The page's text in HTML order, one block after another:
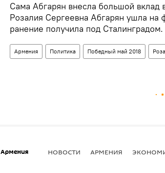
Сама Абгарян внесла большой вклад
Розалия Сергеевна Абгарян ушла на
ранение получила под Сталинградом.
Армения Политика Победный май 2018
Армения НОВОСТИ АРМЕНИЯ